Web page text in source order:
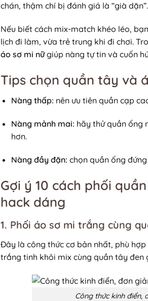
chán, thậm chí bị đánh giá là “già dặn”.
Nếu biết cách mix-match khéo léo,
lịch đi làm, vừa trẻ trung khi đi chơi.
áo sơ mi nữgiúp nàng tự tin và cuốn
Tips chọn quần tây và
Nàng thấp: nên ưu tiên quần cạp
Nàng mảnh mai: hãy thử quần ống
hơn.
Nàng đầy đặn: chọn quần ống
Gợi ý 10 cách phối
hack dáng
1. Phối áo sơ mi trắng cùng
Đây là công thức cơ bản nhất, phù
trắng tinh khôi mix cùng quần tây
Công thức kinh điển,